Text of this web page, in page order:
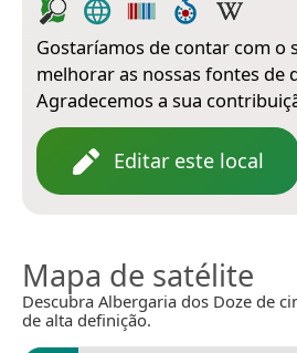
Gostaríamos de contar com o
melhorar as nossas fontes de
Agradecemos a sua
Editar este local
Mapa de satélite
Descubra Albergaria dos Doze de
de alta definição.